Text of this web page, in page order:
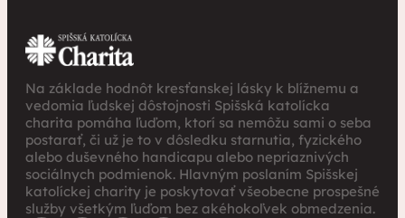
Na základe hodnôt kresťanskej lásky k blížnemu a
vedomia ľudskej dôstojnosti Spišská katolícka
charita pomáha ľuďom, ktorí sa nemôžu sami o seba
postarať, či už je to v dôsledku starnutia, fyzického
alebo duševného handicapu alebo nepriaznivých
sociálnych podmienok. Hlavným poslaním Spišskej
katolíckej charity je poskytovať všeobecne prospešné
služby všetkým ľuďom bez akéhokoľvek obmedzenia.